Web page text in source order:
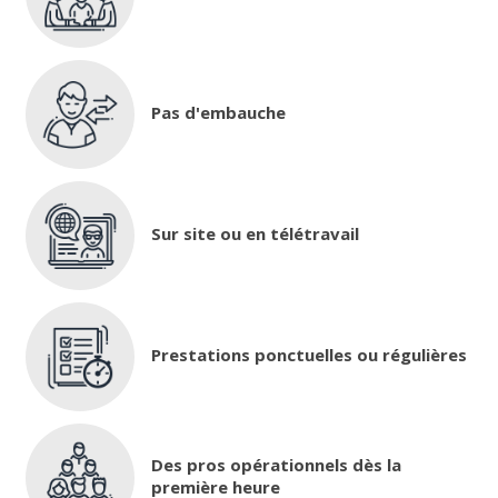
Pas d'embauche
Sur site ou en télétravail
Prestations ponctuelles ou régulières
Des pros opérationnels dès la
première heure